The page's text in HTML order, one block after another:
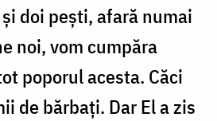
doi pești, afară numai
noi, vom cumpăra
poporul acesta. Căci
de bărbați. Dar El a zis